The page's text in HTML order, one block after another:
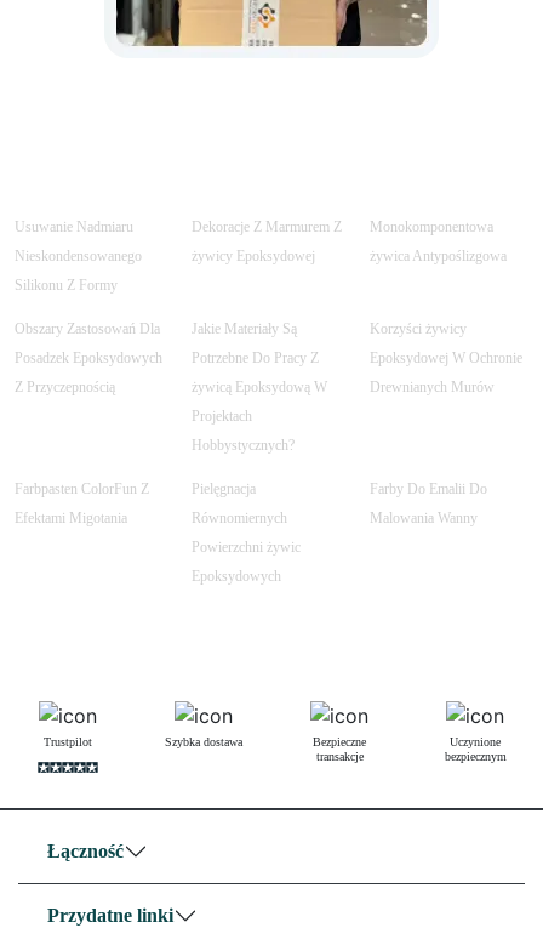
Usuwanie Nadmiaru
Nieskondensowanego
Silikonu Z Formy
Dekoracje Z Marmurem Z
żywicy Epoksydowej
Monokomponentowa
żywica Antypoślizgowa
Obszary Zastosowań Dla
Posadzek Epoksydowych
Z Przyczepnością
Jakie Materiały Są
Potrzebne Do Pracy Z
żywicą Epoksydową W
Projektach
Hobbystycznych?
Korzyści żywicy
Epoksydowej W Ochronie
Drewnianych Murów
Farbpasten ColorFun Z
Efektami Migotania
Pielęgnacja
Równomiernych
Powierzchni żywic
Epoksydowych
Farby Do Emalii Do
Malowania Wanny
Trustpilot Szybka dostawa
Bezpieczne
transakcje
Uczynione
bezpiecznym
Łączność
Przydatne linki